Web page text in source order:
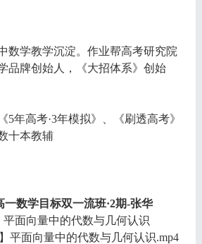
数学教学沉淀。作业帮高考研究院
品牌创始人，《大招体系》创始
5年高考·3年模拟》、《刷透高考》
十本教辅
一数学目标双一流班·2期-张华
平面向量中的代数与几何认识
面向量中的代数与几何认识.mp4